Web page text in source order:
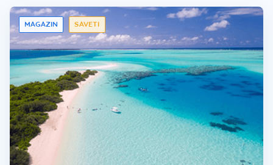
MAGAZIN SAVETI